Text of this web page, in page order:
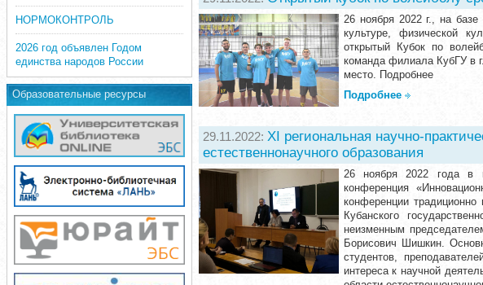
НОРМОКОНТРОЛЬ
2026 год объявлен Годом
единства народов России
Образовательные ресурсы
26 ноября 2022 г., на
культуре, физической
открытый Кубок по
команда филиала КубГУ в
место. Подробнее
Подробнее
29.11.2022: XI региональная научно-
естественнонаучного образования
26 ноября 2022 года в г.
конференция
конференции
Кубанского
неизменным
Борисович Шишкин.
студентов,
интереса к научной